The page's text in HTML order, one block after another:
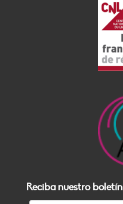
Reciba nuestro boletín